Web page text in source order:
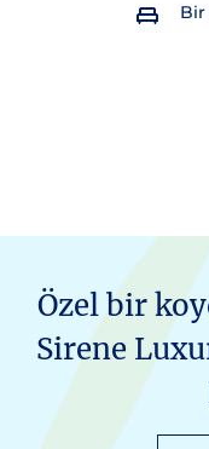
Bir
Özel bir
Sirene